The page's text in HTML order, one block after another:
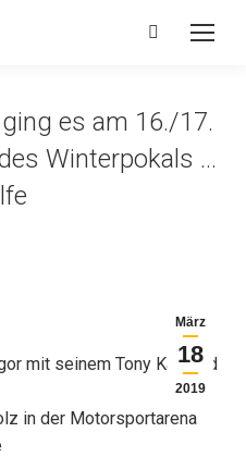
Search:
es am 16./17.
Winterpokals …
März
18
2019
mit seinem Tony Kart und
in der Motorsportarena